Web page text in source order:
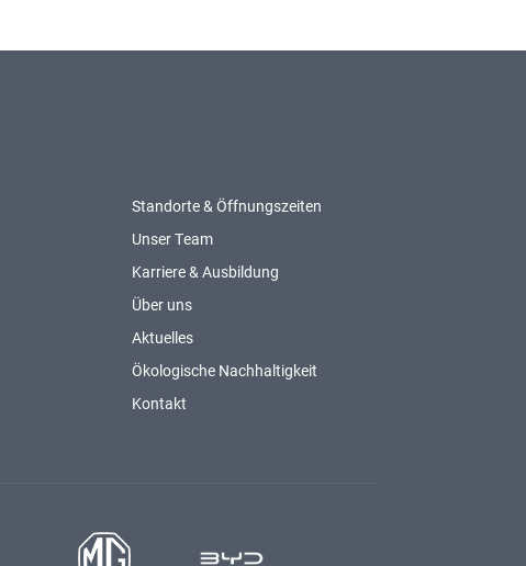
Standorte & Öffnungszeiten
Unser Team
Karriere & Ausbildung
Über uns
Aktuelles
Ökologische Nachhaltigkeit
Kontakt